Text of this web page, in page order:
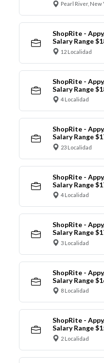
Pearl River, New
ShopRite -
Salary Range
12 Localidad
ShopRite -
Salary Range
4 Localidad
ShopRite -
Salary Range
23 Localidad
ShopRite -
Salary Range
4 Localidad
ShopRite -
Salary Range
3 Localidad
ShopRite -
Salary Range
8 Localidad
ShopRite -
Salary Range
2 Localidad